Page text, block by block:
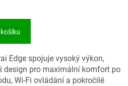
Edge spojuje vysoký výkon,
design pro maximální komfort po
Wi-Fi ovládání a pokročilé